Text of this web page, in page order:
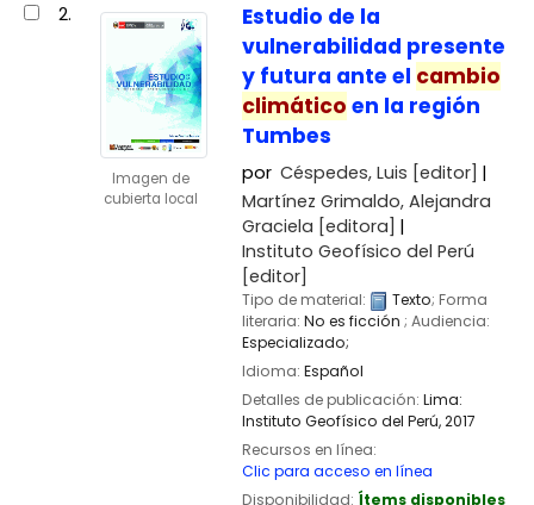
2.
Imagen de
cubierta local
Estudio de la
vulnerabilidad presente
y futura ante el cambio
climático en la región
Tumbes
por Céspedes, Luis [editor]
Martínez Grimaldo, Alejandra
Graciela [editora]
Instituto Geofísico del Perú
[editor]
Tipo de material: Texto; Forma
literaria: No es ficción ; Audiencia:
Especializado;
Idioma: Español
Detalles de publicación: Lima:
Instituto Geofísico del Perú,2017
Recursos en línea:
Clic para acceso en línea
Disponibilidad: Ítems disponibles